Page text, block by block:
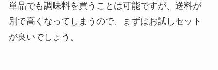
単品でも調味料を買うことは可能ですが、送料が
別で高くなってしまうので、まずはお試しセット
が良いでしょう。